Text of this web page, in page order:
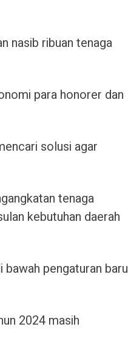
nasib ribuan tenaga
para honorer dan
solusi agar
tenaga
kebutuhan daerah
pengaturan baru
2024 masih